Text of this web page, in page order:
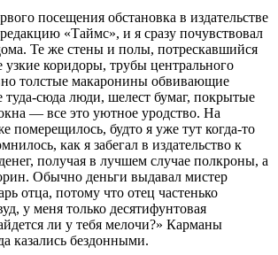
посещения обстановка в издательстве
«Таймс», и я сразу почувствовал
Те же стены и полы, потрескавшийся
коридоры, трубы центрального
толстые макаронины обвивающие
сюда люди, шелест бумаг, покрытые
— все это уютное уродство. На
померещилось, будто я уже тут когда-то
как я забегал в издательство к
получая в лучшем случае полкроны, а
Обычно деньги выдавал мистер
отца, потому что отец частенько
у меня только десятифунтовая
ли у тебя мелочи?» Карманы
казались бездонными.